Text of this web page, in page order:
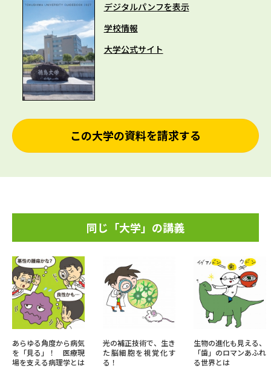
デジタルパンフを表示
学校情報
大学公式サイト
この大学の資料を請求する
同じ「大学」の講義
あらゆる角度から病気
を「見る」！ 医療現
場を支える病理学とは
光の補正技術で、生き
た脳細胞を視覚化す
る！
生物の進化も見える、
「歯」のロマンあふれ
る世界とは